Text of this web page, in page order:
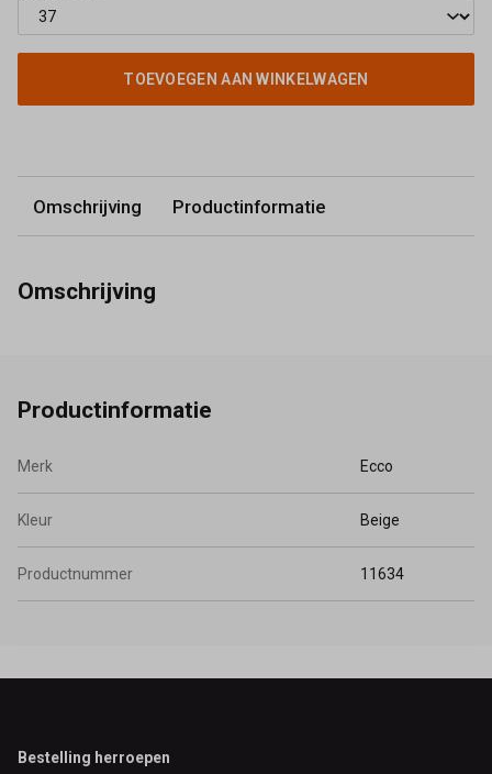
TOEVOEGEN AAN WINKELWAGEN
Omschrijving Productinformatie
Omschrijving
Productinformatie
Merk Ecco
Kleur Beige
Productnummer 11634
Footer
Bestelling herroepen